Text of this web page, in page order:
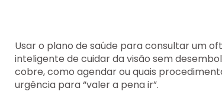
Usar o plano de saúde para consultar um
inteligente de cuidar da visão sem
cobre, como agendar ou quais
urgência para “valer a pena ir”.